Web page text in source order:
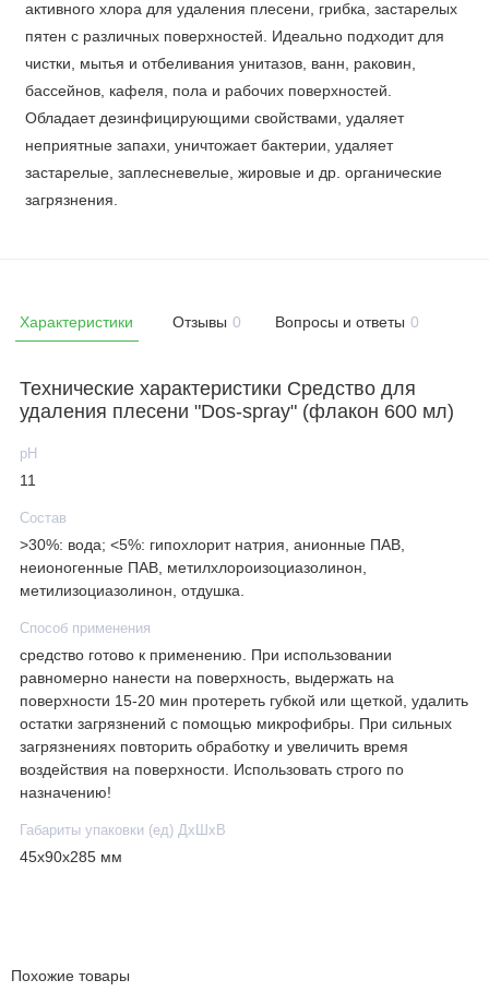
активного хлора для удаления плесени, грибка, застарелых
пятен с различных поверхностей. Идеально подходит для
чистки, мытья и отбеливания унитазов, ванн, раковин,
бассейнов, кафеля, пола и рабочих поверхностей.
Обладает дезинфицирующими свойствами, удаляет
неприятные запахи, уничтожает бактерии, удаляет
застарелые, заплесневелые, жировые и др. органические
загрязнения.
Характеристики Отзывы 0 Вопросы и ответы 0
Технические характеристики Средство для
удаления плесени "Dos-spray" (флакон 600 мл)
рН
11
Состав
>30%: вода; <5%: гипохлорит натрия, анионные ПАВ,
неионогенные ПАВ, метилхлороизоциазолинон,
метилизоциазолинон, отдушка.
Способ применения
средство готово к применению. При использовании
равномерно нанести на поверхность, выдержать на
поверхности 15-20 мин протереть губкой или щеткой, удалить
остатки загрязнений с помощью микрофибры. При сильных
загрязнениях повторить обработку и увеличить время
воздействия на поверхности. Использовать строго по
назначению!
Габариты упаковки (ед) ДхШхВ
45x90x285 мм
Похожие товары